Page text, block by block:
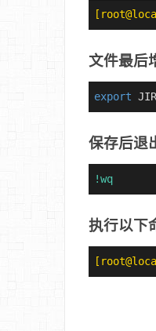
文件最后
export
保存后退
!wq
执行以下